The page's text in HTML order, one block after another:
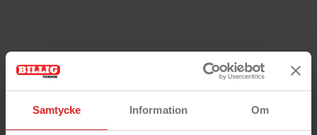
Samtycke Information Om